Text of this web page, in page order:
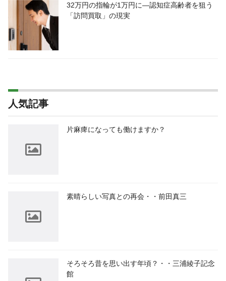
32万円の指輪が1万円に―認知症高齢者を狙う
「訪問買取」の現実
人気記事
片麻痺になっても働けますか？
素晴らしい写真との再会・・前田真三
そろそろ昔を思い出す年頃？・・三浦綾子記念
館